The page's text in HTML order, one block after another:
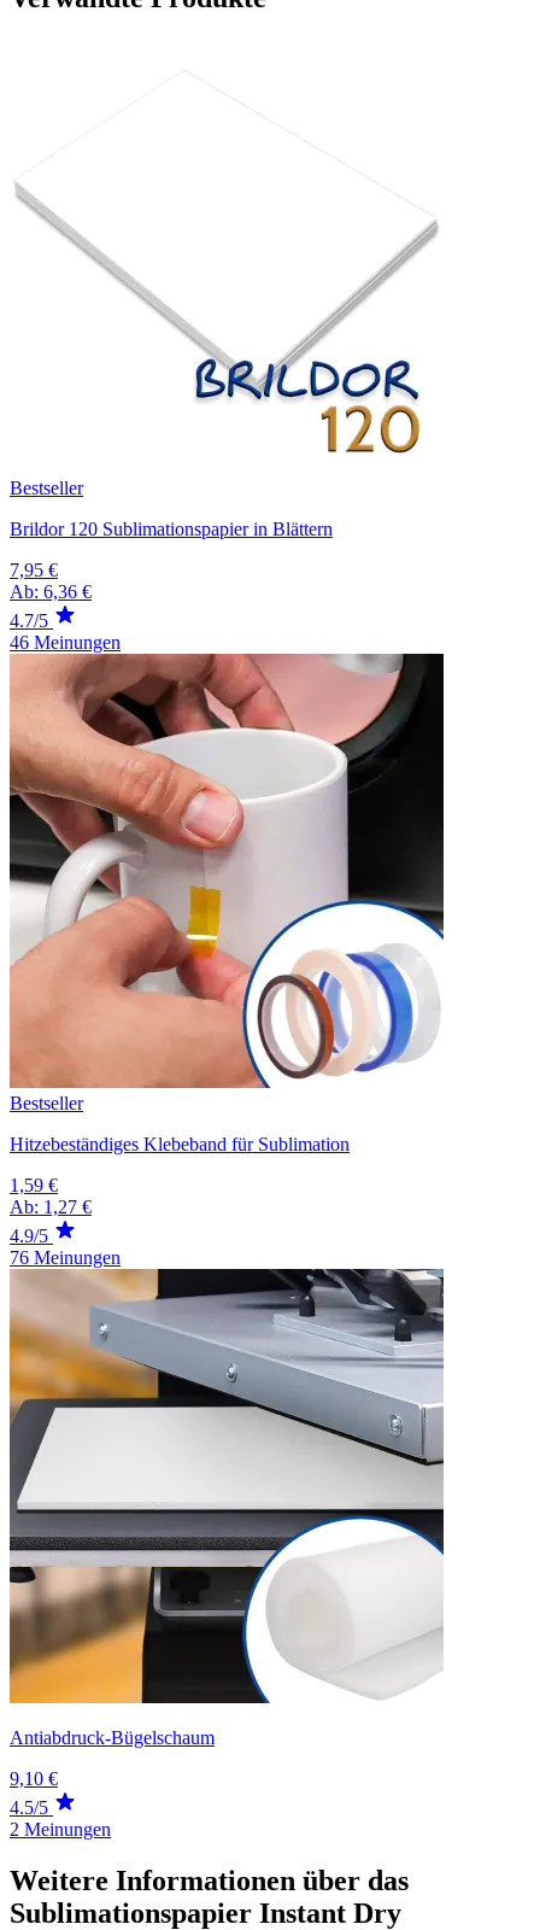
Bestseller
Brildor 120 Sublimationspapier in Blättern
7,95 €
Ab: 6,36 €
4.7/5
46 Meinungen
Bestseller
Hitzebeständiges Klebeband für Sublimation
1,59 €
Ab: 1,27 €
4.9/5
76 Meinungen
Antiabdruck-Bügelschaum
9,10 €
4.5/5
2 Meinungen
Weitere Informationen über das
Sublimationspapier Instant Dry